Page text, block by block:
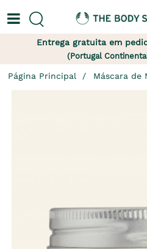
Entrega gratuita em
(Portugal
Página Principal Máscara de